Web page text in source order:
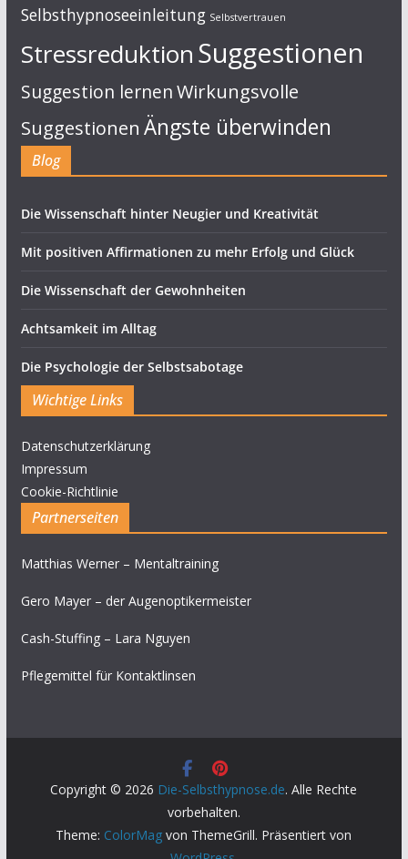
Selbsthypnoseeinleitung Selbstvertrauen
StressreduktionSuggestionen
Suggestion lernenWirkungsvolle
Suggestionen Ängste überwinden
Blog
Die Wissenschaft hinter Neugier und Kreativität
Mit positiven Affirmationen zu mehr Erfolg und Glück
Die Wissenschaft der Gewohnheiten
Achtsamkeit im Alltag
Die Psychologie der Selbstsabotage
Wichtige Links
Datenschutzerklärung
Impressum
Cookie-Richtlinie
Partnerseiten
Matthias Werner – Mentaltraining
Gero Mayer – der Augenoptikermeister
Cash-Stuffing – Lara Nguyen
Pflegemittel für Kontaktlinsen
Copyright © 2026 Die-Selbsthypnose.de. Alle Rechte
vorbehalten.
Theme: ColorMag von ThemeGrill. Präsentiert von